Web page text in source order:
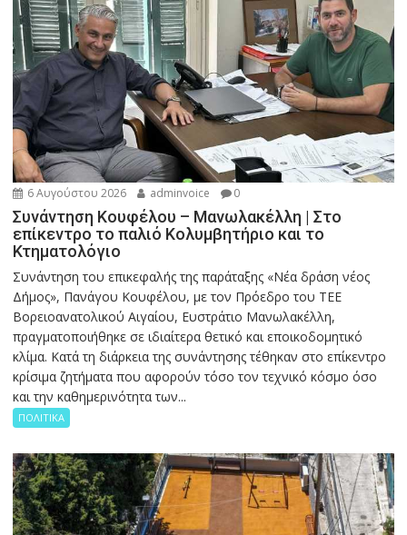
6 Αυγούστου 2026 adminvoice 0
Συνάντηση Κουφέλου – Μανωλακέλλη | Στο
επίκεντρο το παλιό Κολυμβητήριο και το
Κτηματολόγιο
Συνάντηση του επικεφαλής της παράταξης «Νέα δράση νέος
Δήμος», Πανάγου Κουφέλου, με τον Πρόεδρο του ΤΕΕ
Βορειοανατολικού Αιγαίου, Ευστράτιο Μανωλακέλλη,
πραγματοποιήθηκε σε ιδιαίτερα θετικό και εποικοδομητικό
κλίμα. Κατά τη διάρκεια της συνάντησης τέθηκαν στο επίκεντρο
κρίσιμα ζητήματα που αφορούν τόσο τον τεχνικό κόσμο όσο
και την καθημερινότητα των...
ΠΟΛΙΤΙΚΑ